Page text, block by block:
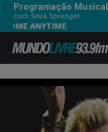
Programação Musical
com Silvia Sprenger